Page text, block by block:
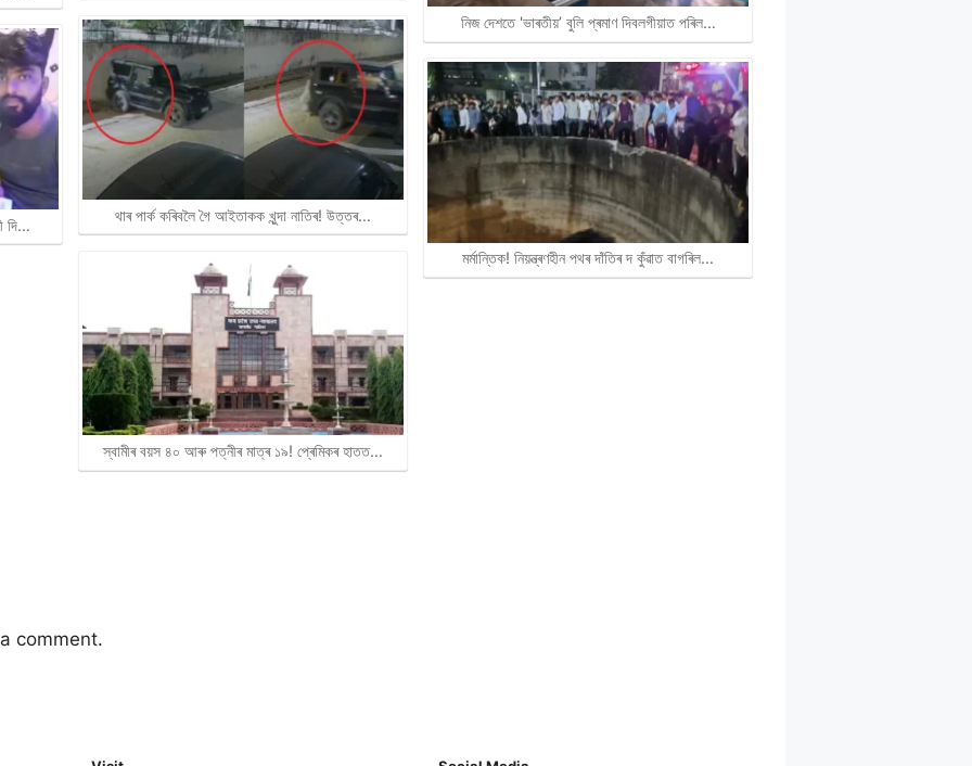
দি…
থাৰ পাৰ্ক কৰিবলৈ গৈ আইতাকক খুন্দা নাতিৰ! উত্তৰ…
স্বামীৰ বয়স ৪০ আৰু পত্নীৰ মাত্ৰ ১৯! প্ৰেমিকৰ হাতত…
নিজ দেশতে 'ভাৰতীয়’ বুলি প্ৰমাণ দিবলগীয়াত পৰিল…
মৰ্মান্তিক! নিয়ন্ত্ৰণহীন পথৰ দাঁতিৰ দ কুঁৱাত বাগৰিল…
comment.